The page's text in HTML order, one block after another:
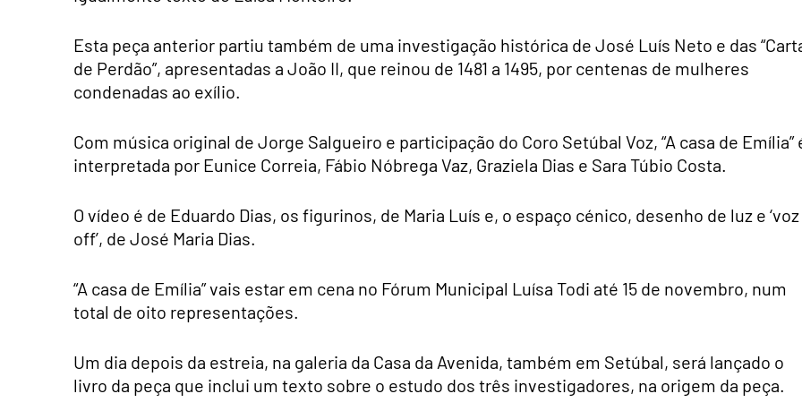
Esta peça anterior partiu também de uma investigação histórica de José Luís Neto e das
de Perdão”, apresentadas a João II, que reinou de 1481 a 1495, por centenas de mulheres
condenadas ao exílio.
Com música original de Jorge Salgueiro e participação do Coro Setúbal Voz, “A casa de Emília”
interpretada por Eunice Correia, Fábio Nóbrega Vaz, Graziela Dias e Sara Túbio Costa.
O vídeo é de Eduardo Dias, os figurinos, de Maria Luís e, o espaço cénico, desenho de luz e ‘voz
off’, de José Maria Dias.
“A casa de Emília” vais estar em cena no Fórum Municipal Luísa Todi até 15 de novembro, num
total de oito representações.
Um dia depois da estreia, na galeria da Casa da Avenida, também em Setúbal, será lançado o
livro da peça que inclui um texto sobre o estudo dos três investigadores, na origem da peça.